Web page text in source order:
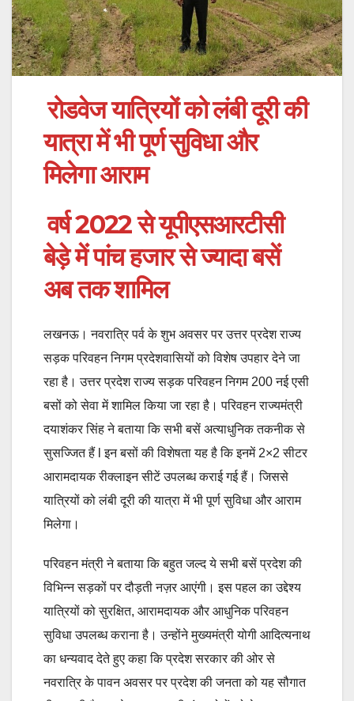
रोडवेज यात्रियों को लंबी दूरी की
यात्रा में भी पूर्ण सुविधा और
मिलेगा आराम
वर्ष 2022 से यूपीएसआरटीसी
बेड़े में पांच हजार से ज्यादा बसें
अब तक शामिल
लखनऊ। नवरात्रि पर्व के शुभ अवसर पर उत्तर प्रदेश राज्य
सड़क परिवहन निगम प्रदेशवासियों को विशेष उपहार देने जा
रहा है। उत्तर प्रदेश राज्य सड़क परिवहन निगम 200 नई एसी
बसों को सेवा में शामिल किया जा रहा है। परिवहन राज्यमंत्री
दयाशंकर सिंह ने बताया कि सभी बसें अत्याधुनिक तकनीक से
सुसज्जित हैं l इन बसों की विशेषता यह है कि इनमें 2×2 सीटर
आरामदायक रीक्लाइन सीटें उपलब्ध कराई गई हैं। जिससे
यात्रियों को लंबी दूरी की यात्रा में भी पूर्ण सुविधा और आराम
मिलेगा।
परिवहन मंत्री ने बताया कि बहुत जल्द ये सभी बसें प्रदेश की
विभिन्न सड़कों पर दौड़ती नज़र आएंगी। इस पहल का उद्देश्य
यात्रियों को सुरक्षित, आरामदायक और आधुनिक परिवहन
सुविधा उपलब्ध कराना है। उन्होंने मुख्यमंत्री योगी आदित्यनाथ
का धन्यवाद देते हुए कहा कि प्रदेश सरकार की ओर से
नवरात्रि के पावन अवसर पर प्रदेश की जनता को यह सौगात